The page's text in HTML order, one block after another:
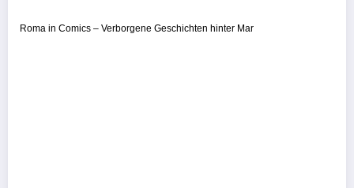
Roma in Comics – Verborgene Geschichten hinter Mar